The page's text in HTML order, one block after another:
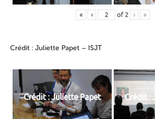
« ‹ of 2 › »
Crédit : Juliette Papet – ISJT
Crédit : Juliette Papet Crédit :